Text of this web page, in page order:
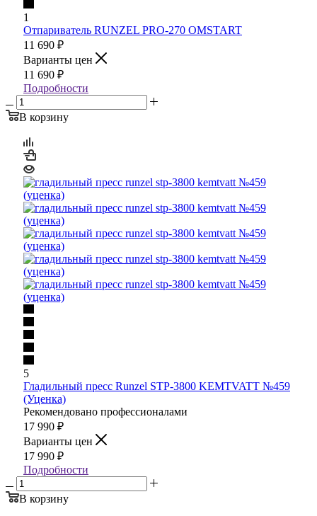
1
Отпариватель RUNZEL PRO-270 OMSTART
11 690 ₽
Варианты цен
11 690 ₽
Подробности
В корзину
5
Гладильный пресс Runzel STP-3800 KEMTVATT №459
(Уценка)
Рекомендовано профессионалами
17 990 ₽
Варианты цен
17 990 ₽
Подробности
В корзину